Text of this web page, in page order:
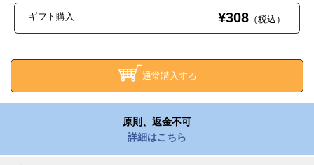
ギフト購入 ¥308 （税込）
通常購入する
原則、返金不可
詳細はこちら